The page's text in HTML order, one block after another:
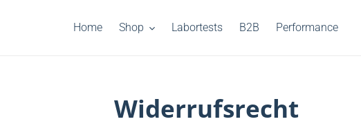
Home Shop Labortests B2B Performance
Widerrufsrecht